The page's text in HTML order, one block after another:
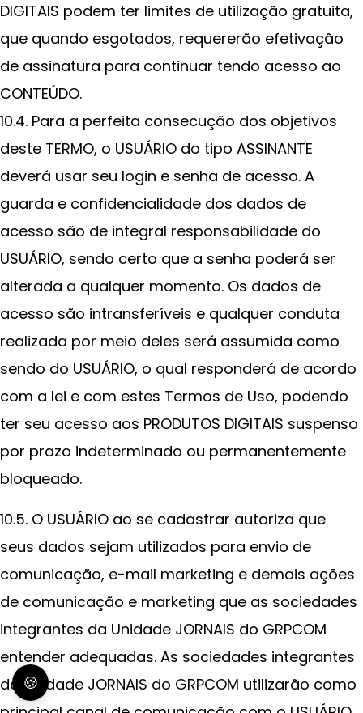
DIGITAIS podem ter limites de utilização gratuita,
que quando esgotados, requererão efetivação
de assinatura para continuar tendo acesso ao
CONTEÚDO.
10.4. Para a perfeita consecução dos objetivos
deste TERMO, o USUÁRIO do tipo ASSINANTE
deverá usar seu login e senha de acesso. A
guarda e confidencialidade dos dados de
acesso são de integral responsabilidade do
USUÁRIO, sendo certo que a senha poderá ser
alterada a qualquer momento. Os dados de
acesso são intransferíveis e qualquer conduta
realizada por meio deles será assumida como
sendo do USUÁRIO, o qual responderá de acordo
com a lei e com estes Termos de Uso, podendo
ter seu acesso aos PRODUTOS DIGITAIS suspenso
por prazo indeterminado ou permanentemente
bloqueado.
10.5. O USUÁRIO ao se cadastrar autoriza que
seus dados sejam utilizados para envio de
comunicação, e-mail marketing e demais ações
de comunicação e marketing que as sociedades
integrantes da Unidade JORNAIS do GRPCOM
entender adequadas. As sociedades integrantes
da Unidade JORNAIS do GRPCOM utilizarão como
🍪